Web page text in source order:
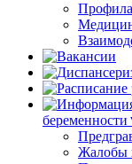
Жалобы